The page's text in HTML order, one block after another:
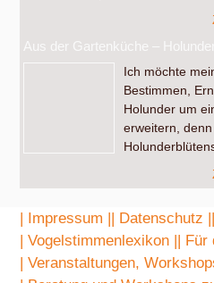
Aus der Gartenküche –
Ich möchte
Bestimmen,
Holunder um
erweitern,
| Impressum || Datenschutz |
| Vogelstimmenlexikon || Für
| Veranstaltungen,